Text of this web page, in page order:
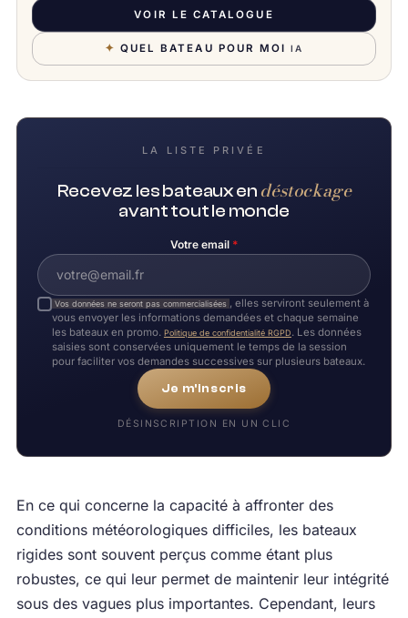
VOIR LE CATALOGUE
✦ QUEL BATEAU POUR MOIIA
LA LISTE PRIVÉE
Recevez les bateaux en déstockage
avant tout le monde
Votre email *
Vos données ne seront pas commercialisées , elles serviront seulement à
vous envoyer les informations demandées et chaque semaine
les bateaux en promo. Politique de confidentialité RGPD. Les données
saisies sont conservées uniquement le temps de la session
pour faciliter vos demandes successives sur plusieurs bateaux.
Je m'inscris
DÉSINSCRIPTION EN UN CLIC
En ce qui concerne la capacité à affronter des
conditions météorologiques difficiles, les bateaux
rigides sont souvent perçus comme étant plus
robustes, ce qui leur permet de maintenir leur intégrité
sous des vagues plus importantes. Cependant, leurs